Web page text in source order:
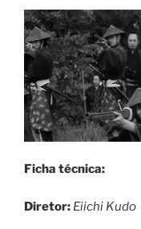
Ficha técnica:
Diretor: Eiichi Kudo